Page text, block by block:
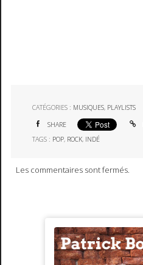
CATÉGORIES : MUSIQUES, PLAYLISTS
SHARE
TAGS : POP, ROCK, INDÉ
Les commentaires sont fermés.